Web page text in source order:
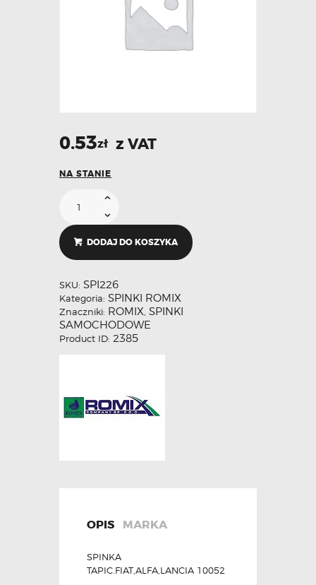
0.53zł z VAT
NA STANIE
DODAJ DO KOSZYKA
SKU: SPI226
Kategoria: SPINKI ROMIX
Znaczniki: ROMIX, SPINKI
SAMOCHODOWE
Product ID: 2385
OPIS MARKA
SPINKA
TAPIC.FIAT,ALFA,LANCIA 10052